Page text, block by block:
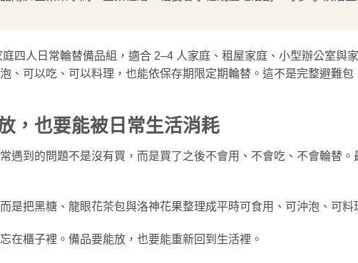
四人日常輪替備品組，適合 2–4 人家庭、租屋家庭、小型辦公室與
、可以吃、可以料理，也能依保存期限定期輪替。這不是完整避難
，也要能被日常生活消耗
遇到的問題不是沒有買，而是買了之後不會用、不會吃、不會輪替
是把黑糖、龍眼花茶包與洛神花果整理成平時可食用、可沖泡、可料
在櫃子裡。備品要能放，也要能重新回到生活裡。